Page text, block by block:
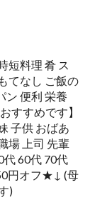
短料理 肴 ス
てなし ご飯の
ン 便利 栄養
すすめです】
子供 おばあ
場 上司 先輩
代 60代 70代
円オフ★↓ (母
)